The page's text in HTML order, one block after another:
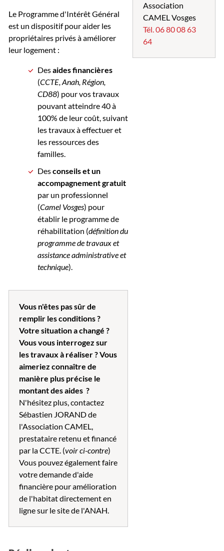
Le Programme d'Intérêt Général
est un dispositif pour aider les
propriétaires privés à améliorer
leur logement :
Desaides financières
(CCTE, Anah, Région,
CD88) pour vos travaux
pouvant atteindre 40 à
100% de leur coût, suivant
les travaux à effectuer et
les ressources des
familles.
Desconseils et un
accompagnement gratuit
par un professionnel
(Camel Vosges) pour
établir le programme de
réhabilitation (définition du
programme de travaux et
assistance administrative et
technique).
Vous n'êtes pas sûr de
remplir les conditions ?
Votre situation a changé ?
Vous vous interrogez sur
les travaux à réaliser ? Vous
aimeriez connaître de
manière plus précise le
montant des aides ?
N'hésitez plus, contactez
Sébastien JORAND de
l'Association CAMEL,
prestataire retenu et financé
par la CCTE. (voir ci-contre)
Vous pouvez également faire
votre demande d'aide
financière pour amélioration
de l'habitat directement en
ligne sur le site de l'ANAH.
Association
CAMEL Vosges
Tél. 06 80 08 63
64